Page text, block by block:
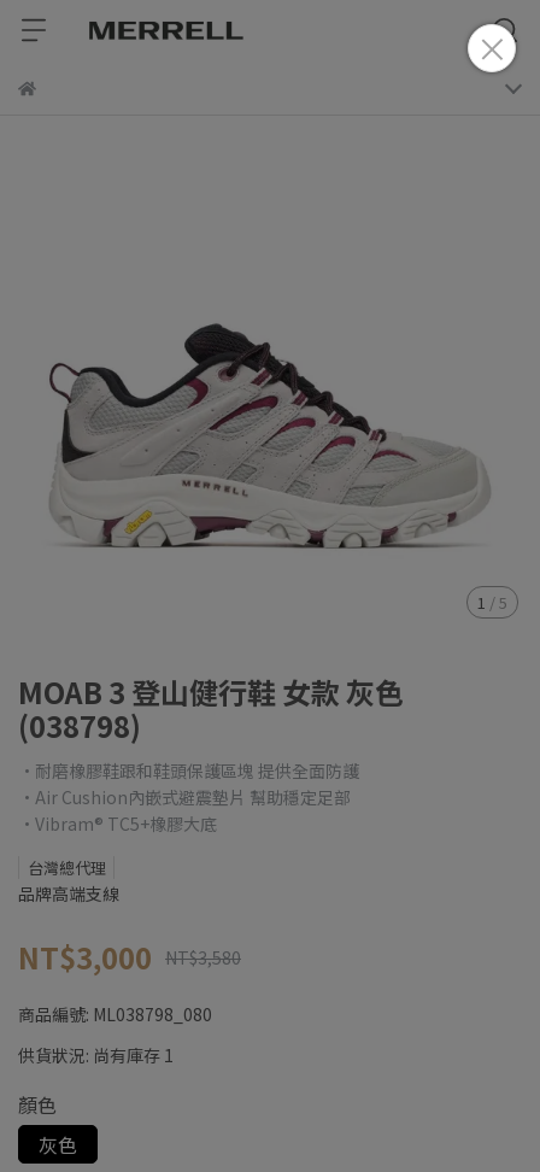
1 /5
MOAB 3 登山健行鞋 女款 灰色
(038798)
•耐磨橡膠鞋跟和鞋頭保護區塊 提供全面防護
•Air Cushion內嵌式避震墊片 幫助穩定足部
•Vibram® TC5+橡膠大底
台灣總代理
品牌高端支線
NT$3,000 NT$3,580
商品編號: ML038798_080
供貨狀況: 尚有庫存 1
顏色
灰色